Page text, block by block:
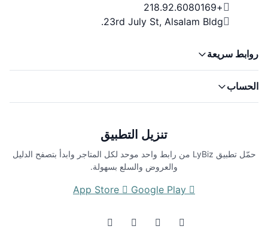
+218.92.6080169
23rd July St, Alsalam Bldg.
روابط سريعة
الحساب
تنزيل التطبيق
حمّل تطبيق LyBiz من رابط واحد موحد لكل المتاجر وابدأ بتصفح الدليل
والعروض والسلع بسهولة.
App Store Google Play